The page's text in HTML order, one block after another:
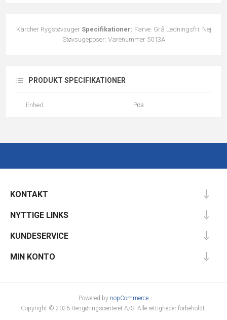
Kärcher Rygstøvsuger Specifikationer: Farve: Grå Ledningsfri: Nej
Støvsugeposer: Varenummer 5013A
PRODUKT SPECIFIKATIONER
Enhed Pcs
KONTAKT
NYTTIGE LINKS
KUNDESERVICE
MIN KONTO
Powered by nopCommerce
Copyright © 2026 Rengøringscenteret A/S. Alle rettigheder forbeholdt.